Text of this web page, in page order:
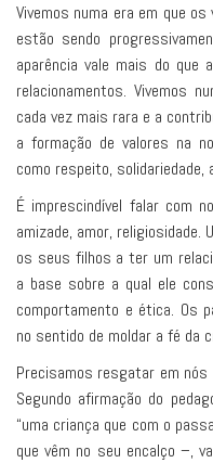
Vivemos numa era em que
estão sendo
aparência vale mais do que
relacionamentos. Vivemos
cada vez mais rara e a
a formação de valores na
como respeito,
É imprescindível falar com
amizade, amor,
os seus filhos a ter um
a base sobre a qual ele
comportamento e ética. Os
no sentido de moldar a fé da
Precisamos resgatar em
Segundo afirmação do
“uma criança que com o
que vêm no seu encalço –,